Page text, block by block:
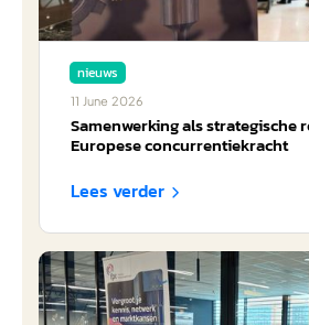
nieuws
11 June 2026
Samenwerking als strategische
Europese concurrentiekracht
Lees verder 